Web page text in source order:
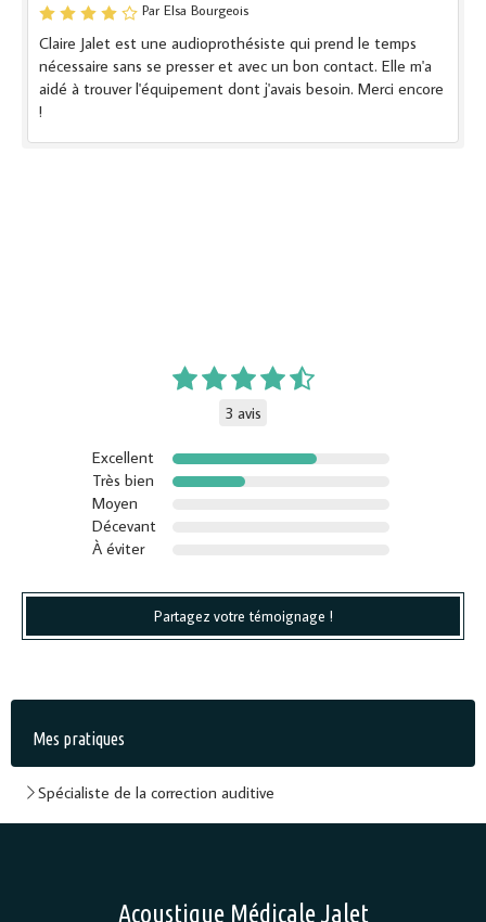
Par Elsa Bourgeois
Claire Jalet est une audioprothésiste qui prend le temps
nécessaire sans se presser et avec un bon contact. Elle m'a
aidé à trouver l'équipement dont j'avais besoin. Merci encore
!
3 avis
Excellent
Très bien
Moyen
Décevant
À éviter
Partagez votre témoignage !
Mes pratiques
Spécialiste de la correction auditive
Acoustique Médicale Jalet